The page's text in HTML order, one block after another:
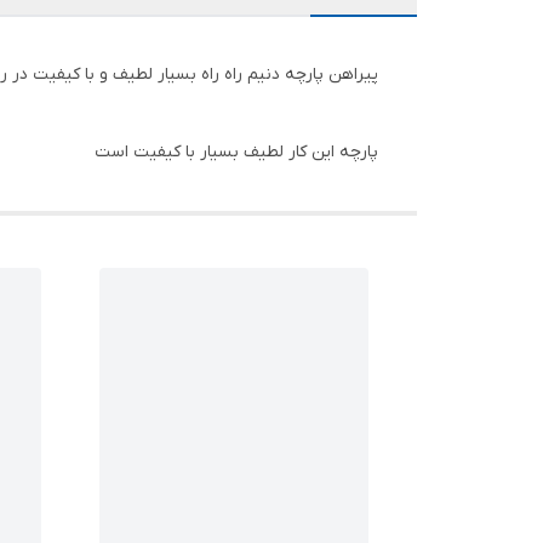
پیراهن پارچه دنیم راه راه بسیار لطیف و با کیفیت
پارچه این کار لطیف بسیار با کیفیت است